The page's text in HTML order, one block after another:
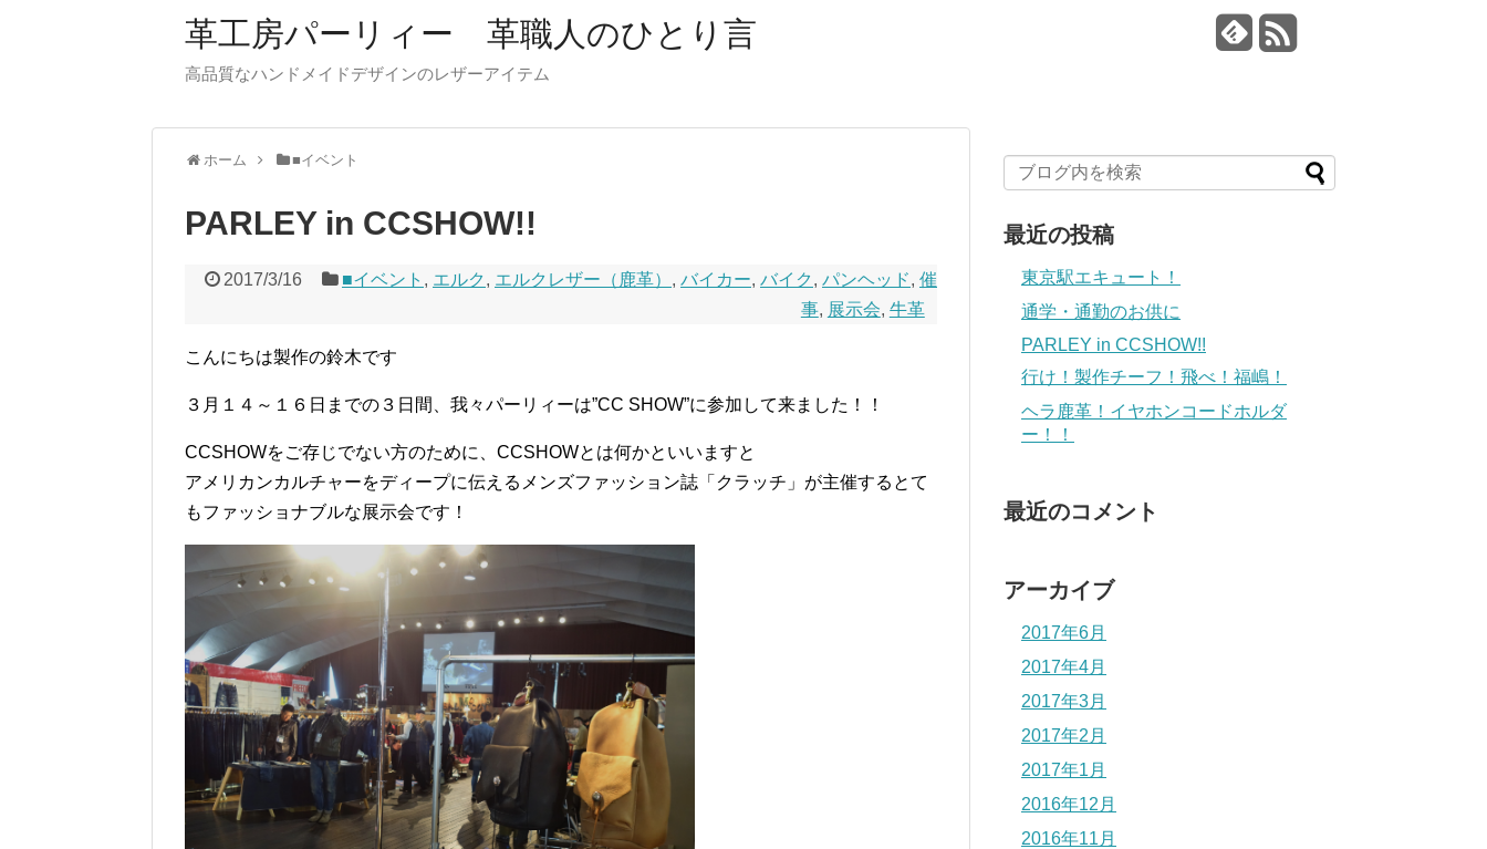
革工房パーリィー 革職人のひとり言
高品質なハンドメイドデザインのレザーアイテム
ホーム ■イベント
PARLEY in CCSHOW!!
2017/3/16 ■イベント , エルク , エルクレザー（鹿革） , バイカー, バイク , パンヘッド, 催
事, 展示会, 牛革
こんにちは製作の鈴木です
３月１４～１６日までの３日間、我々パーリィーは”CC SHOW”に参加して来ました！！
CCSHOWをご存じでない方のために、CCSHOWとは何かといいますと
アメリカンカルチャーをディープに伝えるメンズファッション誌「クラッチ」が主催するとて
もファッショナブルな展示会です！
最近の投稿
東京駅エキュート！
通学・通勤のお供に
PARLEY in CCSHOW!!
行け！製作チーフ！飛べ！福嶋！
ヘラ鹿革！イヤホンコードホルダ
ー！！
最近のコメント
アーカイブ
2017年6月
2017年4月
2017年3月
2017年2月
2017年1月
2016年12月
2016年11月